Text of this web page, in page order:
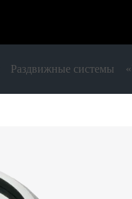
Раздвижные системы